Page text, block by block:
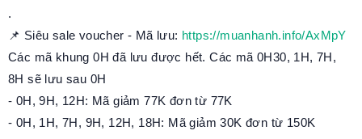
.
📌 Siêu sale voucher - Mã lưu: https://muanhanh.info/AxMpY
Các mã khung 0H đã lưu được hết. Các mã 0H30, 1H, 7H,
8H sẽ lưu sau 0H
- 0H, 9H, 12H: Mã giảm 77K đơn từ 77K
- 0H, 1H, 7H, 9H, 12H, 18H: Mã giảm 30K đơn từ 150K